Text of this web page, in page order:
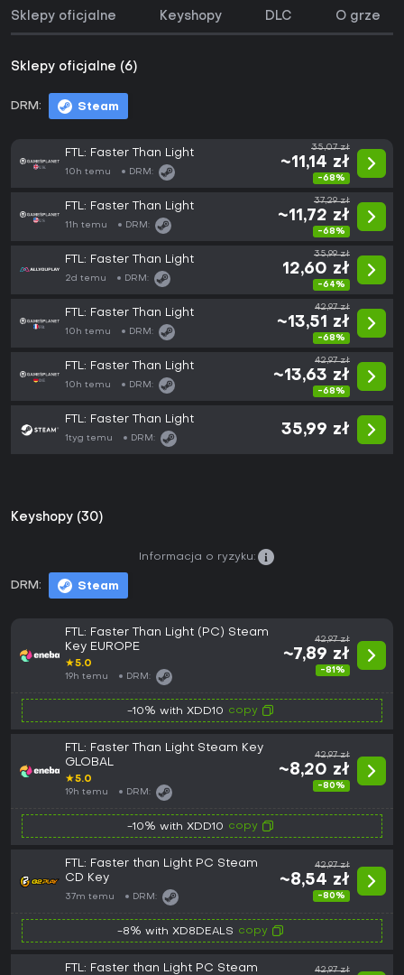
Sklepy oficjalne Keyshopy DLC O grze
Sklepy oficjalne (6)
DRM: Steam
FTL: Faster Than Light
10h temu DRM:
35,07 zł
~11,14 zł
-68%
FTL: Faster Than Light
11h temu DRM:
37,29 zł
~11,72 zł
-68%
FTL: Faster Than Light
2d temu DRM:
35,99 zł
12,60 zł
-64%
FTL: Faster Than Light
10h temu DRM:
42,97 zł
~13,51 zł
-68%
FTL: Faster Than Light
10h temu DRM:
42,97 zł
~13,63 zł
-68%
FTL: Faster Than Light
1tyg temu DRM:
35,99 zł
Keyshopy (30)
DRM: Steam
Informacja o ryzyku:
FTL: Faster Than Light (PC) Steam
Key EUROPE
★5.0
19h temu DRM:
42,97 zł
~7,89 zł
-81%
-10% with XDD10 copy
FTL: Faster Than Light Steam Key
GLOBAL
★5.0
19h temu DRM:
42,97 zł
~8,20 zł
-80%
-10% with XDD10 copy
FTL: Faster than Light PC Steam
CD Key
37m temu DRM:
42,97 zł
~8,54 zł
-80%
-8% with XD8DEALS copy
FTL: Faster than Light PC Steam
42,97 zł